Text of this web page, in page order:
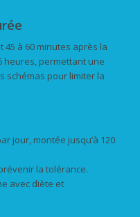
45 à 60 minutes après la
heures, permettant une
schémas pour limiter la
jour, montée jusqu’à 120
la tolérance.
avec diète et